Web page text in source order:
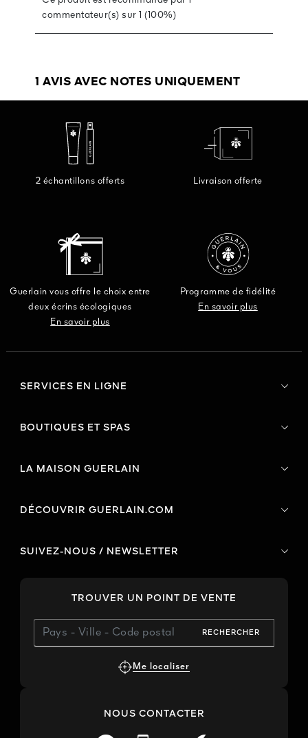
2 échantillons offerts Livraison offerte
Guerlain vous offre le choix entre
deux écrins écologiques
En savoir plus
Programme de fidélité
En savoir plus
SERVICES EN LIGNE
BOUTIQUES ET SPAS
LA MAISON GUERLAIN
DÉCOUVRIR GUERLAIN.COM
SUIVEZ-NOUS / NEWSLETTER
TROUVER UN POINT DE VENTE
RECHERCHER
Me localiser
NOUS CONTACTER